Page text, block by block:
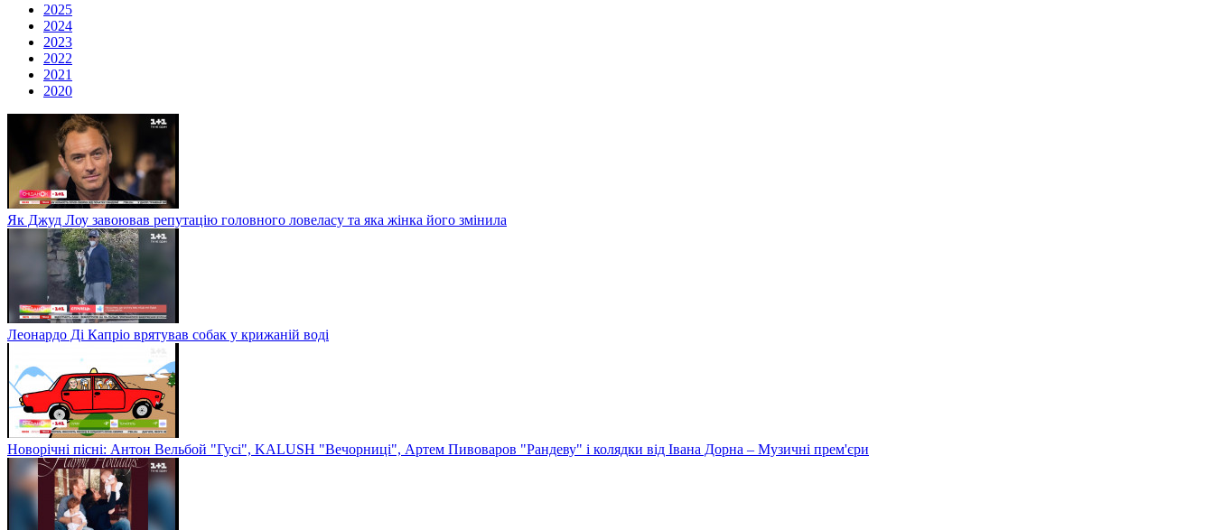
2025
2024
2023
2022
2021
2020
Як Джуд Лоу завоював репутацію головного ловеласу та яка жінка його змінила
Леонардо Ді Капріо врятував собак у крижаній воді
Новорічні пісні: Антон Вельбой "Гусі", KALUSH "Вечорниці", Артем Пивоваров "Рандеву" і колядки від Івана Дорна – Музичні прем'єри